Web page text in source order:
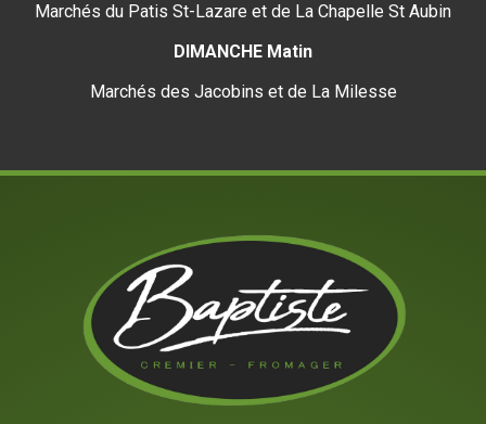
Marchés du Patis St-Lazare et de La Chapelle St Aubin
DIMANCHE Matin
Marchés des Jacobins et de La Milesse